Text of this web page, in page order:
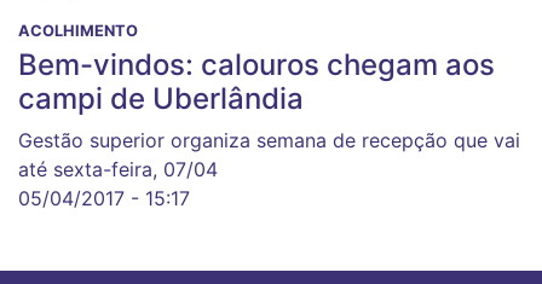
ACOLHIMENTO
Bem-vindos: calouros chegam aos
campi de Uberlândia
Gestão superior organiza semana de recepção que vai
até sexta-feira, 07/04
05/04/2017 - 15:17